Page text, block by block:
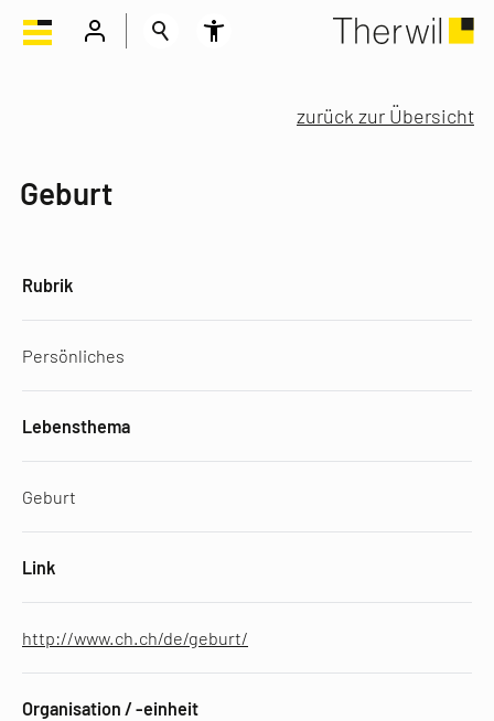
zurück zur Übersicht
Geburt
Rubrik
Persönliches
Lebensthema
Geburt
Link
http://www.ch.ch/de/geburt/
Organisation / -einheit